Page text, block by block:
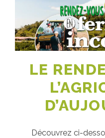
LE
Découvrez ci-